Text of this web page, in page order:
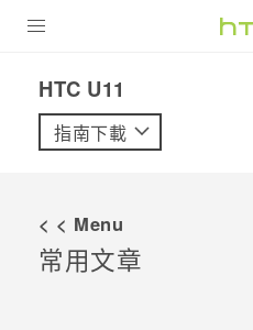
VIVE
配件
HTC U11
指南下載
< < Menu
常用文章